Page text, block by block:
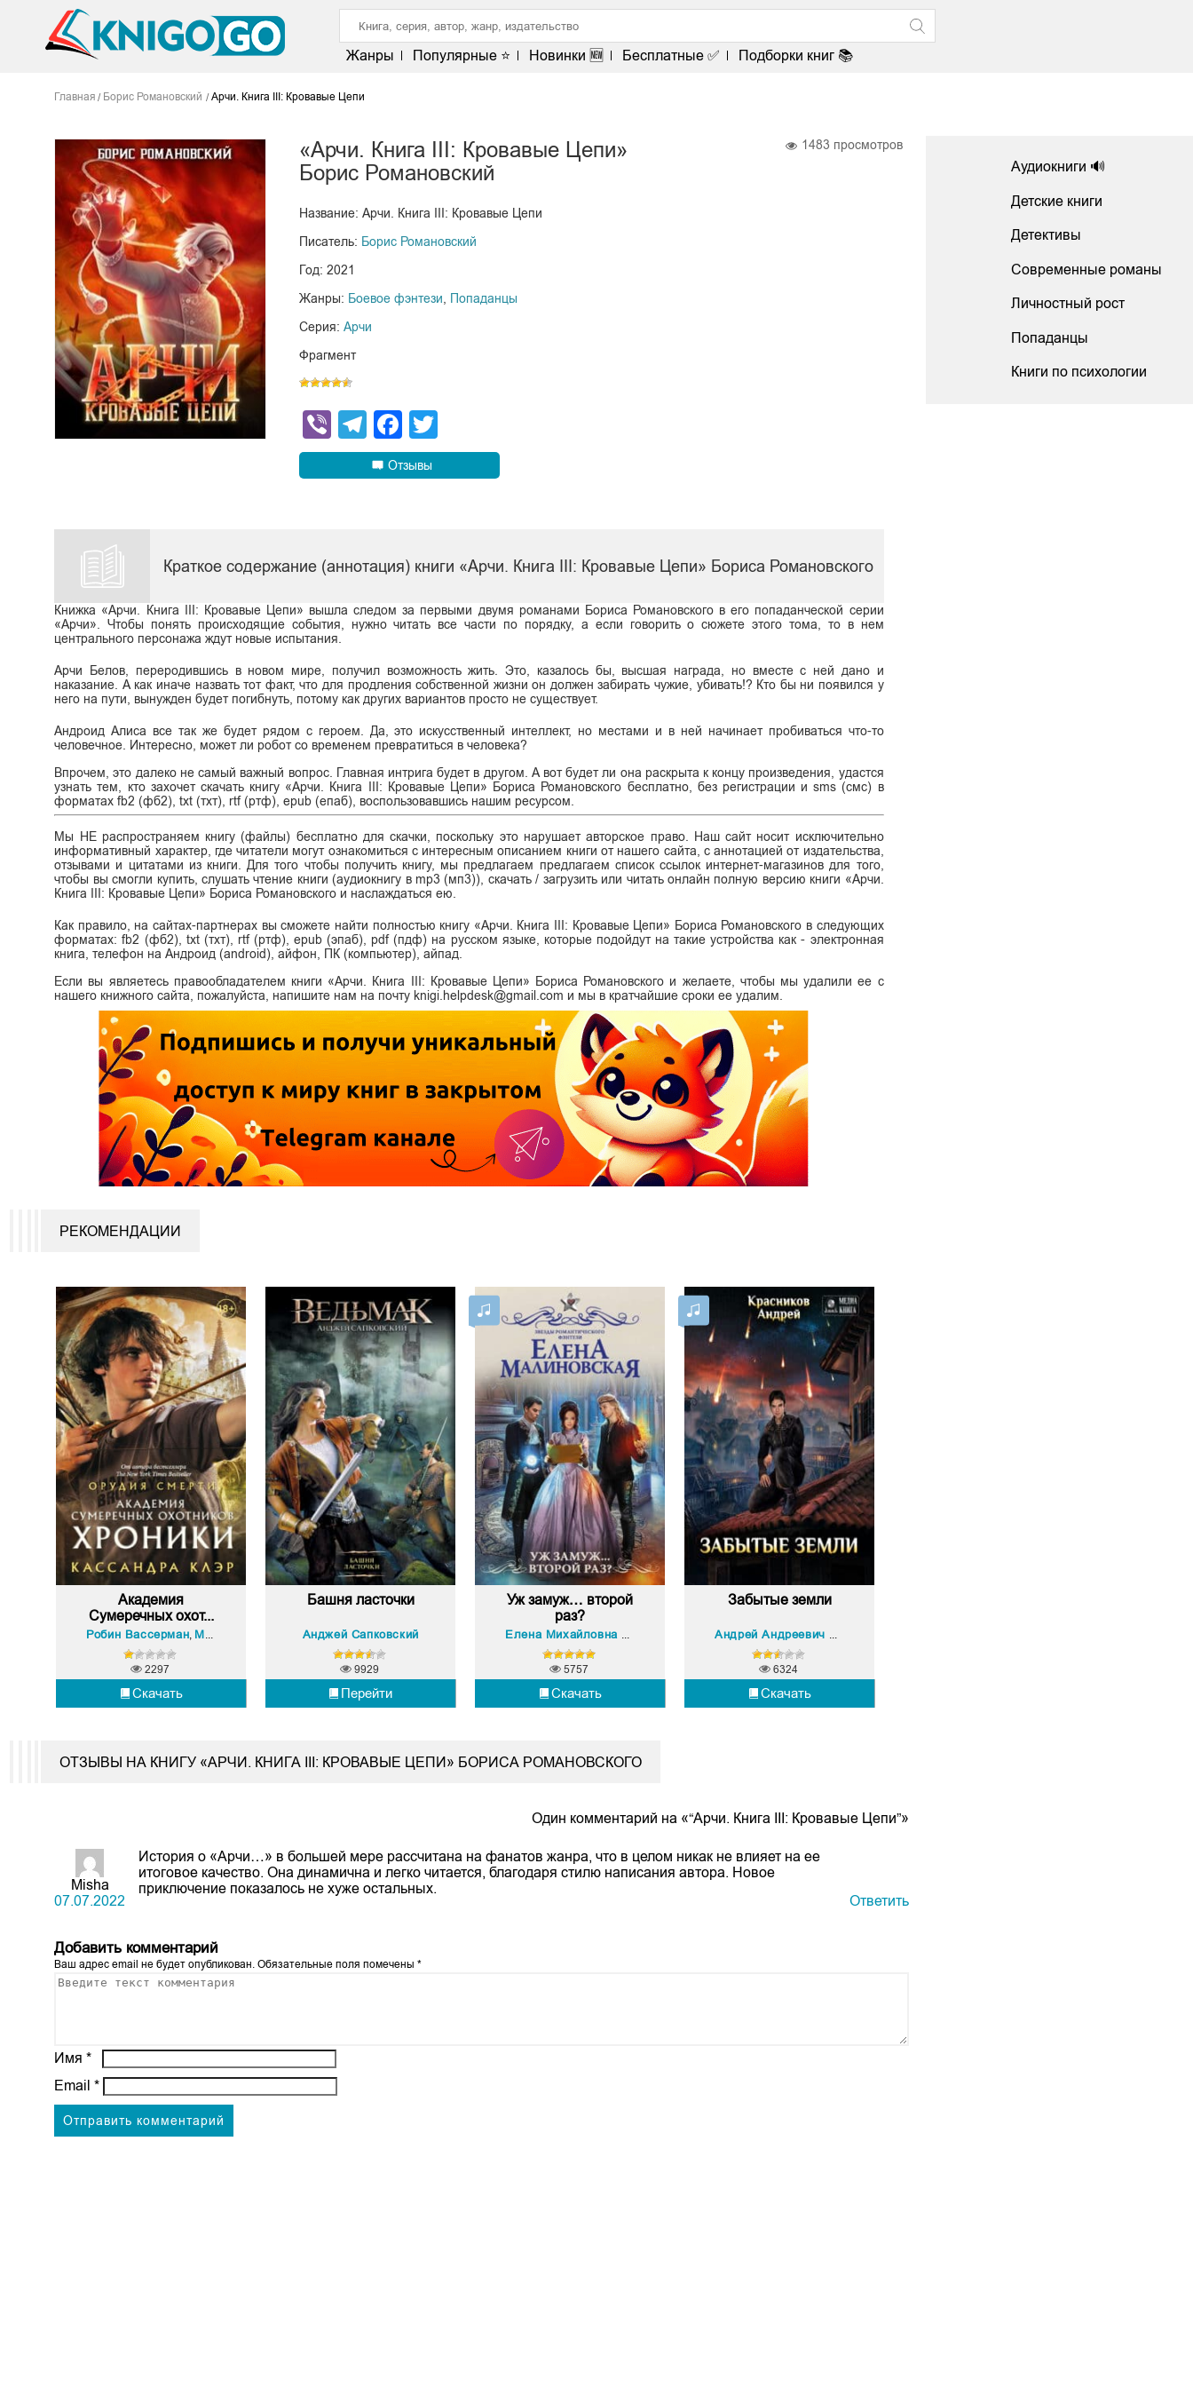
Жанры Популярные ⭐ Новинки 🆕 Бесплатные ✅ Подборки книг 📚
Главная Борис Романовский Арчи. Книга III: Кровавые Цепи
«Арчи. Книга III: Кровавые Цепи»
Борис Романовский
Название: Арчи. Книга III: Кровавые Цепи
Писатель: Борис Романовский
Год: 2021
Жанры: Боевое фэнтези
Попаданцы
Серия: Арчи
Фрагмент
ViberTelegram
Facebook
Отзывы
1483 просмотров
Краткое содержание (аннотация) книги «Арчи. Книга III: Кровавые Цепи» Бориса Романовского
Книжка «Арчи. Книга III: Кровавые Цепи» вышла следом за первыми двумя романами Бориса Романовского в его попаданческой серии
«Арчи». Чтобы понять происходящие события, нужно читать все части по порядку, а если говорить о сюжете этого тома, то в нем
центрального персонажа ждут новые испытания.
Арчи Белов, переродившись в новом мире, получил возможность жить. Это, казалось бы, высшая награда, но вместе с ней дано и
наказание. А как иначе назвать тот факт, что для продления собственной жизни он должен забирать чужие, убивать!? Кто бы ни появился у
него на пути, вынужден будет погибнуть, потому как других вариантов просто не существует.
Андроид Алиса все так же будет рядом с героем. Да, это искусственный интеллект, но местами и в ней начинает пробиваться что-то
человечное. Интересно, может ли робот со временем превратиться в человека?
Впрочем, это далеко не самый важный вопрос. Главная интрига будет в другом. А вот будет ли она раскрыта к концу произведения, удастся
узнать тем, кто захочет скачать книгу «Арчи. Книга III: Кровавые Цепи» Бориса Романовского бесплатно, без регистрации и sms (смс) в
форматах fb2 (фб2), txt (тхт), rtf (ртф), epub (епаб), воспользовавшись нашим ресурсом.
Мы НЕ распространяем книгу (файлы) бесплатно для скачки, поскольку это нарушает авторское право. Наш сайт носит исключительно
информативный характер, где читатели могут ознакомиться с интересным описанием книги от нашего сайта, с аннотацией от издательства,
отзывами и цитатами из книги. Для того чтобы получить книгу, мы предлагаем предлагаем список ссылок интернет-магазинов для того,
чтобы вы смогли купить, слушать чтение книги (аудиокнигу в mp3 (мп3)), скачать / загрузить или читать онлайн полную версию книги «Арчи.
Книга III: Кровавые Цепи» Бориса Романовского и наслаждаться ею.
Как правило, на сайтах-партнерах вы сможете найти полностью книгу «Арчи. Книга III: Кровавые Цепи» Бориса Романовского в следующих
форматах: fb2 (фб2), txt (тхт), rtf (ртф), epub (эпаб), pdf (пдф) на русском языке, которые подойдут на такие устройства как - электронная
книга, телефон на Андроид (android), айфон, ПК (компьютер), айпад.
Если вы являетесь правообладателем книги «Арчи. Книга III: Кровавые Цепи» Бориса Романовского и желаете, чтобы мы удалили ее с
нашего книжного сайта, пожалуйста, напишите нам на почту knigi.helpdesk@gmail.com и мы в кратчайшие сроки ее удалим.
РЕКОМЕНДАЦИИ
Академия
Сумеречных охот...
Робин Вассерман Морин Джонсон Кассандра Клэр
Скачать
2297
Башня ласточки
Анджей Сапковский
Перейти
9929
Уж замуж… второй
раз?
Скачать
5757
Забытые земли
Скачать
6324
ОТЗЫВЫ НА КНИГУ «АРЧИ. КНИГА III: КРОВАВЫЕ ЦЕПИ» БОРИСА РОМАНОВСКОГО
Один комментарий на «“Арчи. Книга III: Кровавые Цепи”»
Misha
07.07.2022
История о «Арчи…» в большей мере рассчитана на фанатов жанра, что в целом никак не влияет на ее
итоговое качество. Она динамична и легко читается, благодаря стилю написания автора. Новое
приключение показалось не хуже остальных.
Ответить
Добавить комментарий
Ваш адрес email не будет опубликован. Обязательные поля помечены*
Имя*
Email*
Аудиокниги 🔊
Детские книги
Детективы
Современные романы
Личностный рост
Попаданцы
Книги по психологии